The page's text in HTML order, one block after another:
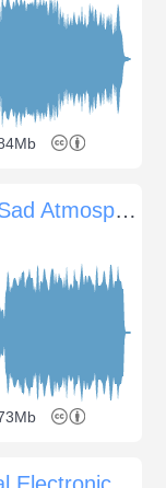
UNIVERSFIELD - Emotional Sad Atmosphere with Piano and Violin
UNIVERSFIELD - Motivational Electronic Background